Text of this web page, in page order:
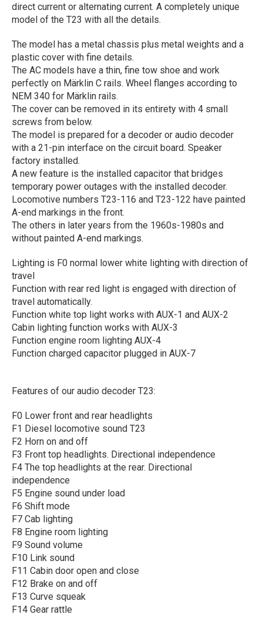
direct current or alternating current. A completely unique
model of the T23 with all the details.
The model has a metal chassis plus metal weights and a
plastic cover with fine details.
The AC models have a thin, fine tow shoe and work
perfectly on Märklin C rails. Wheel flanges according to
NEM 340 for Märklin rails.
The cover can be removed in its entirety with 4 small
screws from below.
The model is prepared for a decoder or audio decoder
with a 21-pin interface on the circuit board. Speaker
factory installed.
A new feature is the installed capacitor that bridges
temporary power outages with the installed decoder.
Locomotive numbers T23-116 and T23-122 have painted
A-end markings in the front.
The others in later years from the 1960s-1980s and
without painted A-end markings.
Lighting is F0 normal lower white lighting with direction of
travel
Function with rear red light is engaged with direction of
travel automatically.
Function white top light works with AUX-1 and AUX-2
Cabin lighting function works with AUX-3
Function engine room lighting AUX-4
Function charged capacitor plugged in AUX-7
Features of our audio decoder T23:
F0 Lower front and rear headlights
F1 Diesel locomotive sound T23
F2 Horn on and off
F3 Front top headlights. Directional independence
F4 The top headlights at the rear. Directional
independence
F5 Engine sound under load
F6 Shift mode
F7 Cab lighting
F8 Engine room lighting
F9 Sound volume
F10 Link sound
F11 Cabin door open and close
F12 Brake on and off
F13 Curve squeak
F14 Gear rattle